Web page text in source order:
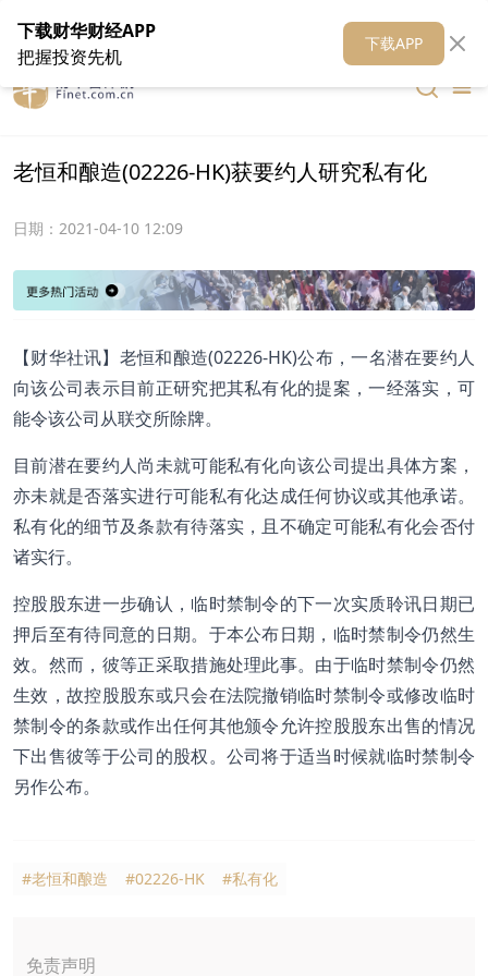
在线客服 关于我们 财华媒体矩阵 财华智库
老恒和酿造(02226-HK)获要约人研究私有化
日期： 2021-04-10 12:09
【财华社讯】老恒和酿造(02226-HK)公布，一名潜在要约人
向该公司表示目前正研究把其私有化的提案，一经落实，可
能令该公司从联交所除牌。
目前潜在要约人尚未就可能私有化向该公司提出具体方案，
亦未就是否落实进行可能私有化达成任何协议或其他承诺。
私有化的细节及条款有待落实，且不确定可能私有化会否付
诸实行。
控股股东进一步确认，临时禁制令的下一次实质聆讯日期已
押后至有待同意的日期。于本公布日期，临时禁制令仍然生
效。然而，彼等正采取措施处理此事。由于临时禁制令仍然
生效，故控股股东或只会在法院撤销临时禁制令或修改临时
禁制令的条款或作出任何其他颁令允许控股股东出售的情况
下出售彼等于公司的股权。公司将于适当时候就临时禁制令
另作公布。
#老恒和酿造 #02226-HK #私有化
免责声明
下载财华财经APP
把握投资先机
下载APP